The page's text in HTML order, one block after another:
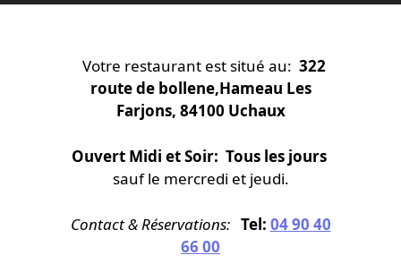
Votre restaurant est situé au: 322
route de bollene,Hameau Les
Farjons, 84100 Uchaux
Ouvert Midi et Soir: Tous les jours
sauf le mercredi et jeudi.
Contact & Réservations: Tel: 04 90 40
66 00